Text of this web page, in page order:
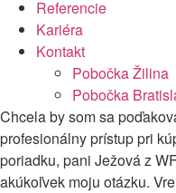
Referencie
Kariéra
Kontakt
Pobočka Žilina
Pobočka
Chcela by som sa
profesionálny prístup pri
poriadku, pani Ježová z
akúkoľvek moju otázku.